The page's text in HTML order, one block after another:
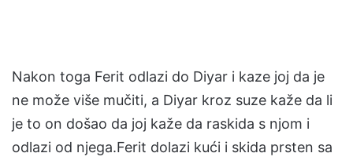
Nakon toga Ferit odlazi do Diyar i kaze joj da je
ne može više mučiti, a Diyar kroz suze kaže da li
je to on došao da joj kaže da raskida s njom i
odlazi od njega.Ferit dolazi kući i skida prsten sa